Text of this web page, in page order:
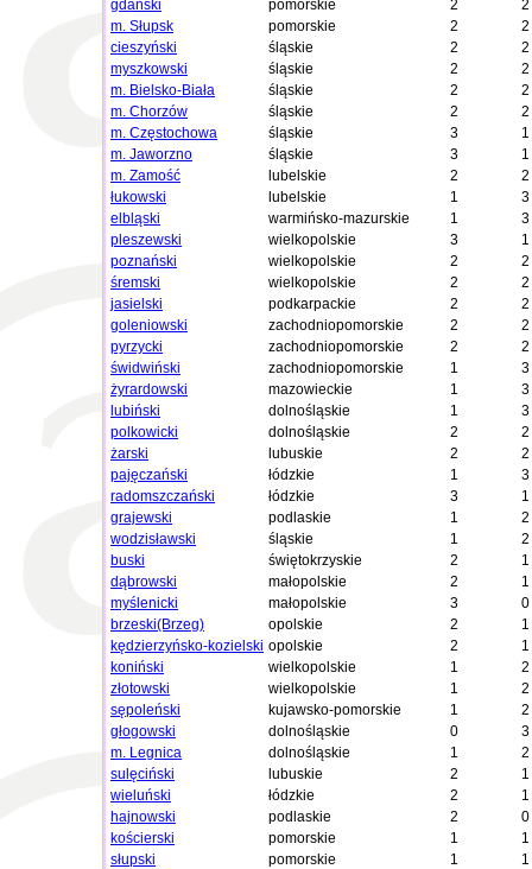
gdański pomorskie 2
2
m. Słupsk
pomorskie 2
2
cieszyński
śląskie 2
2
myszkowski
śląskie 2
2
m. Bielsko-Biała
śląskie 2
2
m. Chorzów
śląskie 2
2
m. Częstochowa
śląskie 3
1
m. Jaworzno
śląskie 3
1
m. Zamość
lubelskie 2
2
łukowski
lubelskie 1
3
elbląski
warmińsko-mazurskie 1
3
pleszewski
wielkopolskie 3
1
poznański
wielkopolskie 2
2
śremski
wielkopolskie 2
2
jasielski
podkarpackie 2
2
goleniowski
zachodniopomorskie 2
2
pyrzycki
zachodniopomorskie 2
2
świdwiński
zachodniopomorskie 1
3
żyrardowski
mazowieckie 1
3
lubiński
dolnośląskie 1
3
polkowicki
dolnośląskie 2
2
żarski
lubuskie 2
2
pajęczański
łódzkie 1
3
radomszczański
łódzkie 3
1
grajewski
podlaskie 1
2
wodzisławski
śląskie 1
2
buski
świętokrzyskie 2
1
dąbrowski
małopolskie 2
1
myślenicki
małopolskie 3
0
brzeski(Brzeg)
opolskie 2
1
kędzierzyńsko-kozielski opolskie 2
1
koniński
wielkopolskie 1
2
złotowski
wielkopolskie 1
2
sępoleński
kujawsko-pomorskie 1
2
głogowski
dolnośląskie 0
3
m. Legnica
dolnośląskie 1
2
sulęciński
lubuskie 2
1
wieluński
łódzkie 2
1
hajnowski
podlaskie 2
0
kościerski
pomorskie 1
1
słupski
pomorskie 1
1